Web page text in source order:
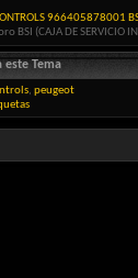
966405878001
BSI (CAJA DE SERVICIO
este Tema
, peugeot